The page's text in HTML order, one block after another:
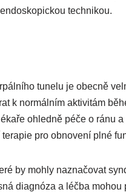
technikou.
tunelu je obecně
k normálním aktivitám
ohledně péče o ránu
pro obnovení plné
by mohly naznačovat
diagnóza a léčba